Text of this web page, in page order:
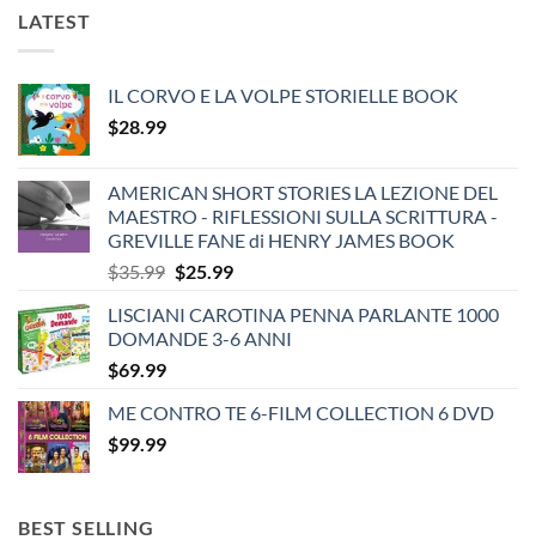
LATEST
IL CORVO E LA VOLPE STORIELLE BOOK
$28.99
AMERICAN SHORT STORIES LA LEZIONE DEL
MAESTRO - RIFLESSIONI SULLA SCRITTURA -
GREVILLE FANE di HENRY JAMES BOOK
$35.99 Original
was:
$35.99.
$25.99Current
is:
$25.99.
LISCIANI CAROTINA PENNA PARLANTE 1000
DOMANDE 3-6 ANNI
$69.99
ME CONTRO TE 6-FILM COLLECTION 6 DVD
$99.99
BEST SELLING